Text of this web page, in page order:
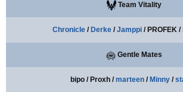
Team Vitality
Chronicle/ Derke/Jamppi/ PROFEK /
Gentle Mates
bipo / Proxh /marteen/ Minny/